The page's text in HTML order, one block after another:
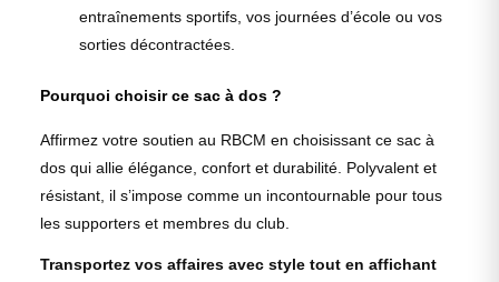
entraînements sportifs, vos journées d’école ou vos
sorties décontractées.
Pourquoi choisir ce sac à dos ?
Affirmez votre soutien au RBCM en choisissant ce sac à
dos qui allie élégance, confort et durabilité. Polyvalent et
résistant, il s’impose comme un incontournable pour tous
les supporters et membres du club.
Transportez vos affaires avec style tout en affichant